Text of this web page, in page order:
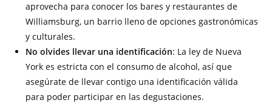
aprovecha para conocer los bares y restaurantes de
Williamsburg, un barrio lleno de opciones gastronómicas
y culturales.
No olvides llevar una identificación: La ley de Nueva
York es estricta con el consumo de alcohol, así que
asegúrate de llevar contigo una identificación válida
para poder participar en las degustaciones.